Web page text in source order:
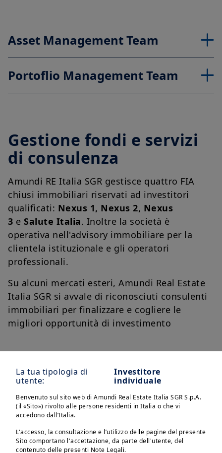
Asset Management Team
Portoflio Management Team
Gestione fondi e servizi
di consulenza
Amundi RE Italia SGR gestisce quattro FIA
chiusi immobiliari riservati ad investitori
qualificati: Nexus 1, Nexus 2, Nexus
3 e Salute Italia. Inoltre la società è
operativa nell'advisory immobiliare per la
clientela istituzionale e gli operatori
professionali.
Su alcuni mercati esteri, Amundi Real Estate
Italia SGR si avvale di riconosciuti consulenti
immobiliari per finalizzare e cogliere le
migliori opportunità di investimento
Processo di investimento
Gli investimenti immobiliari di Amundi RE
Italia SGR sono governati da organi collegiali.
I poteri decisionali, le competenze e le
responsabilità sono ripartiti tra il Consiglio di
La tua tipologia di
utente:
Investitore
individuale
Benvenuto sul sito web di Amundi Real Estate Italia SGR S.p.A.
(il «Sito») rivolto alle persone residenti in Italia o che vi
accedono dall’Italia.
L'accesso, la consultazione e l’utilizzo delle pagine del presente
Sito comportano l'accettazione, da parte dell'utente, del
contenuto delle presenti Note Legali.